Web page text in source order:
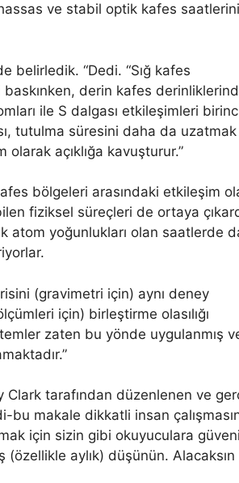
ve stabil optik kafes
belirledik. “Dedi. “Sığ kafes
derin kafes
ile S dalgası etkileşimleri
tutulma süresini daha da
olarak açıklığa kavuşturur.”
bölgeleri arasındaki etkileşim
fiziksel süreçleri de ortaya
atom yoğunlukları olan saatlerde
(gravimetri için) aynı deney
için) birleştirme olasılığı
zaten bu yönde uygulanmış
Clark tarafından düzenlenen ve
makale dikkatli insan
için sizin gibi okuyuculara
aylık) düşünün. Alacaksın